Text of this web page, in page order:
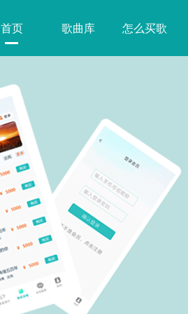
首页 歌曲库 怎么买歌